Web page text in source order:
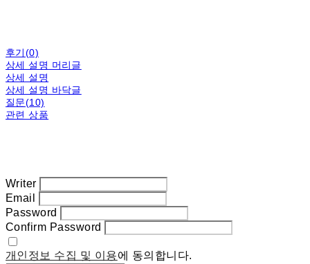
후기(0)
상세 설명 머리글
상세 설명
상세 설명 바닥글
질문(10)
관련 상품
Writer
Email
Password
Confirm Password
개인정보 수집 및 이용에 동의합니다.